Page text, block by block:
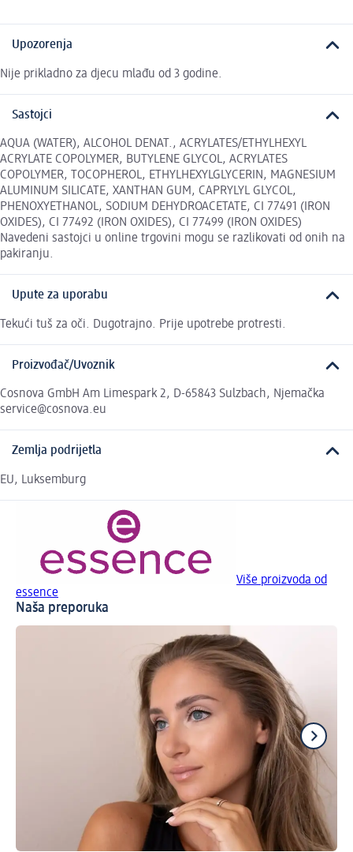
Upozorenja
Nije prikladno za djecu mlađu od 3 godine.
Sastojci
AQUA (WATER), ALCOHOL DENAT., ACRYLATES/ETHYLHEXYL
ACRYLATE COPOLYMER, BUTYLENE GLYCOL, ACRYLATES
COPOLYMER, TOCOPHEROL, ETHYLHEXYLGLYCERIN, MAGNESIUM
ALUMINUM SILICATE, XANTHAN GUM, CAPRYLYL GLYCOL,
PHENOXYETHANOL, SODIUM DEHYDROACETATE, CI 77491 (IRON
OXIDES), CI 77492 (IRON OXIDES), CI 77499 (IRON OXIDES)
Navedeni sastojci u online trgovini mogu se razlikovati od onih na
pakiranju.
Upute za uporabu
Tekući tuš za oči. Dugotrajno. Prije upotrebe protresti.
Proizvođač/Uvoznik
Cosnova GmbH Am Limespark 2, D-65843 Sulzbach, Njemačka
service@cosnova.eu
Zemlja podrijetla
EU, Luksemburg
Više proizvoda od
essence
Naša preporuka